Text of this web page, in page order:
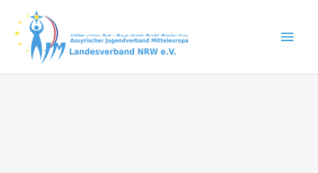
Inhalt
springen